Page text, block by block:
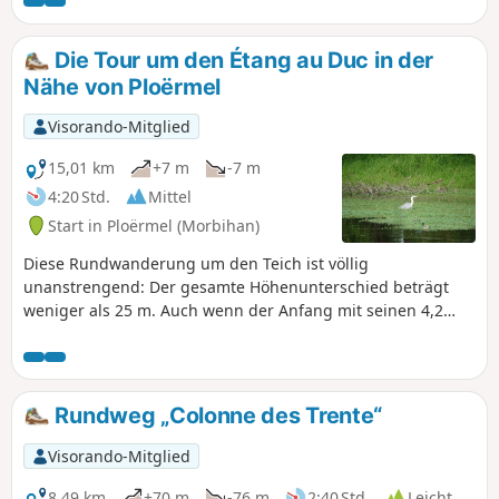
zwar weniger spektakulär als die von
Carnac, aber dennoch sehr interessant,
da sie derzeit renoviert wird und
regionale Archäologen sowohl die
damaligen Wohnverhältnisse als auch
die Methoden zum Aufrichten der
Steine nachgestellt haben.
Die Tour um den Étang au Duc in der
Nähe von Ploërmel
Visorando-Mitglied
15,01 km
+7 m
-7 m
4:20 Std.
Mittel
Start in Ploërmel (Morbihan)
Diese Rundwanderung um den Teich ist völlig
unanstrengend: Der gesamte Höhenunterschied beträgt
weniger als 25 m. Auch wenn der Anfang mit seinen 4,2
etwas langatmig sein mag, ist der Rückweg über
denGR®®37, der am Teich entlangführt und an mehreren
Stellen herrliche Ausblicke auf eine Vielzahl von
Sumpfvögeln bietet, mehr als angenehm.
Rundweg „Colonne des Trente“
Visorando-Mitglied